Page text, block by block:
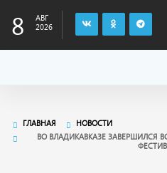
8
АВГ
2026
ГЛАВНАЯ
НОВОСТИ
ВО ВЛАДИКАВКАЗЕ ЗАВЕРШИЛСЯ